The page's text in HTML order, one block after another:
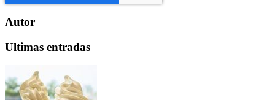
Autor
Ultimas entradas